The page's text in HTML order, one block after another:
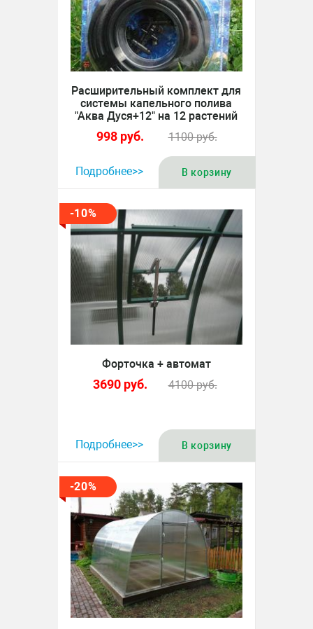
Расширительный комплект для
системы капельного полива
"Аква Дуся+12" на 12 растений
998 руб. 1100руб.
Подробнее>> В корзину
-10%
Форточка + автомат
3690 руб. 4100руб.
Подробнее>> В корзину
-20%